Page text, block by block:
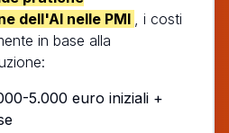
dell'AI nelle PMI
, i costi
in base alla
5.000 euro iniziali +